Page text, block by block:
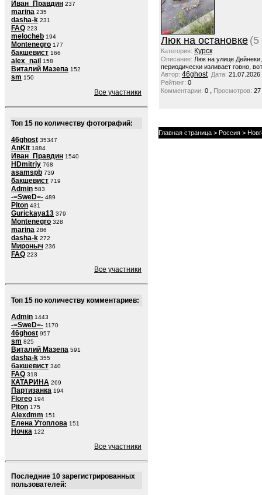
Иван_Правдин 237
marina 235
dasha-k 231
FAQ 223
melocheb 194
Montenegro 177
бакшевист 166
alex_nail 158
Виталий Мазепа 152
sm 150
Все участники
Топ 15 по количеству фотографий:
46ghost 35347
AnKit 1884
Иван_Правдин 1540
HDmitriy 768
asamspb 739
бакшевист 719
Admin 583
-=SweD=- 489
Piton 431
Gurickaya13 379
Montenegro 328
marina 286
dasha-k 272
Мироныч 236
FAQ 223
Все участники
Топ 15 по количеству комментариев:
Admin 1443
-=SweD=- 1170
46ghost 957
sm 825
Виталий Мазепа 591
dasha-k 355
бакшевист 340
FAQ 318
КАТАРИНА 269
Партизанка 194
Floreo 194
Piton 175
Alexdmm 151
Елена Утоплова 151
Ночка 122
Все участники
Последние 10 зарегистрированных
пользователей:
Люк на остановке (5
Категория: Курск
Описание: Люк на улице
периодически изливает говно,
Автор: 46ghost Дата: 21.07.2026
Рейтинг: 0
Комментарии: 0 , Просмотров: 27
Главная страница > Россия >